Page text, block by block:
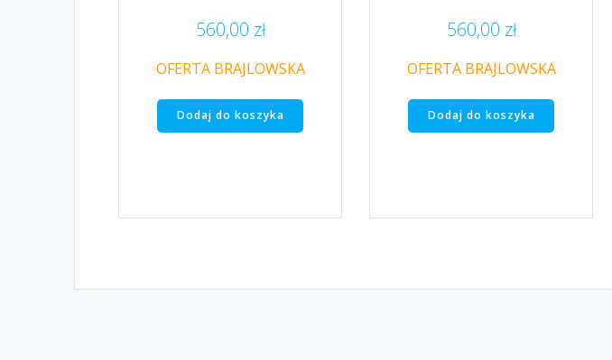
560,00 zł
OFERTA BRAJLOWSKA
Dodaj do koszyka
560,00 zł
OFERTA BRAJLOWSKA
Dodaj do koszyka